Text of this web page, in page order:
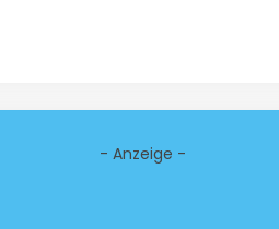
- Anzeige -